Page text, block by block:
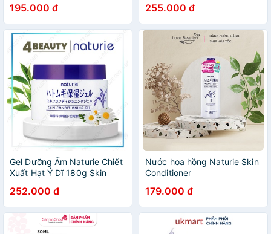
195.000 đ
làm mềm mịn da, cải thiện
các dấu hiệu lão hóa
255.000 đ
Gel Dưỡng Ẩm Naturie Chiết
Xuất Hạt Ý Dĩ 180g Skin
252.000 đ
Nước hoa hồng Naturie Skin
Conditioner
179.000 đ